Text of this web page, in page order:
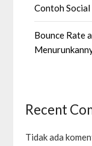
Contoh
Bounce Rate
Recent
Tidak ada